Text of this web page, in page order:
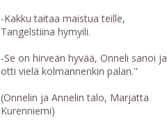
-Kakku taitaa maistua teille,
Tangelstiina hymyili.
-Se on hirveän hyvää, Onneli sanoi ja
otti vielä kolmannenkin palan."
(Onnelin ja Annelin talo, Marjatta
Kurenniemi)